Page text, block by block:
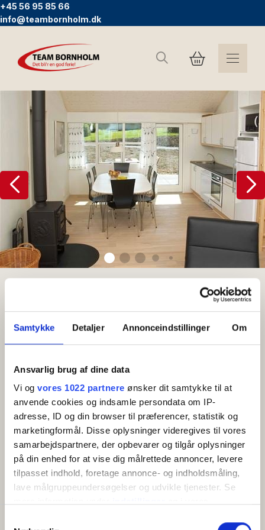
Samtykke Detaljer Annonceindstillinger Om
Ansvarlig brug af dine data
Vi og vores 1022 partnere ønsker dit samtykke til at
anvende cookies og indsamle persondata om IP-
adresse, ID og din browser til præferencer, statistik og
marketingformål. Disse oplysninger videregives til vores
samarbejdspartnere, der opbevarer og tilgår oplysninger
på din enhed for at vise dig målrettede annoncer, levere
tilpasset indhold, foretage annonce- og indholdsmåling,
lave målgruppeundersøgelser og udvikle tjenester. Se
+45 56 95 85 66
info@teambornholm.dk
Suchen
Ferienhaus für 6-8 Personen
WLAN
Ferienhaus mit Terrasse und Meerblick
Die Ferienhäuser sind 78 m2 groß und wie folgt
eingerichtet: Küche mit Geschirrspüler. Die Küche ist
mit dem Wohnzimmer verbunden, von wo aus man
einen Blick auf das Meer und eine Treppe zum Loft (2
Betten) hat. Ein TV und ein Holzofen befinden sich im
Dusche, WC, Fußbodenheizung, Trockner und
Mehr anzeigen
AMENITIES